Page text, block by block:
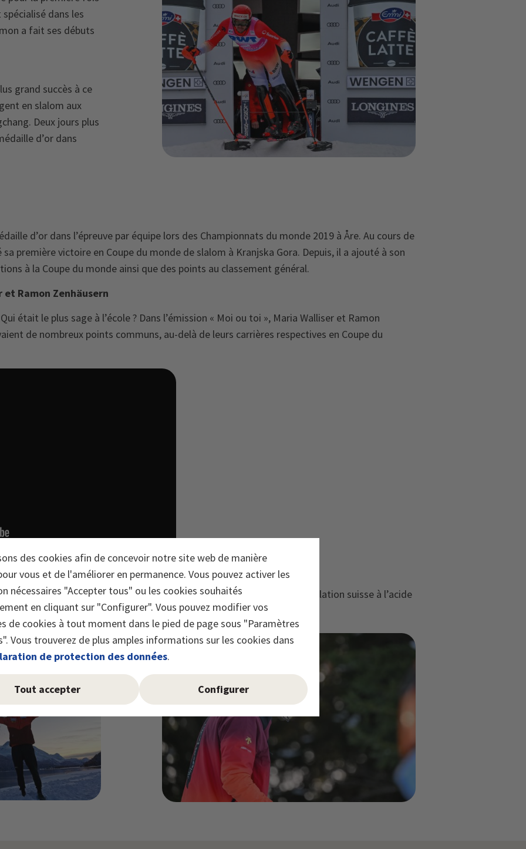
des cookies afin de concevoir notre site web de manière
vous et de l'améliorer en permanence. Vous pouvez activer les
nécessaires "Accepter tous" ou les cookies souhaités
en cliquant sur "Configurer". Vous pouvez modifier vos
de cookies à tout moment dans le pied de page sous "Paramètres
Vous trouverez de plus amples informations sur les cookies dans
de protection des données.
Tout accepter Configurer
dans les
a fait ses débuts
grand succès à ce
en slalom aux
Deux jours plus
d’or dans
d’or dans l’épreuve par équipe lors des Championnats du monde 2019 à Åre. Au cours de
première victoire en Coupe du monde de slalom à Kranjska Gora. Depuis, il a ajouté à son
à la Coupe du monde ainsi que des points au classement général.
et Ramon Zenhäusern
était le plus sage à l’école ? Dans l’émission « Moi ou toi », Maria Walliser et Ramon
de nombreux points communs, au-delà de leurs carrières respectives en Coupe du
Acide folique Suisse
Acide foliqueSuisse et soutient ainsi la sensibilisation de la population suisse à l’acide
vie.